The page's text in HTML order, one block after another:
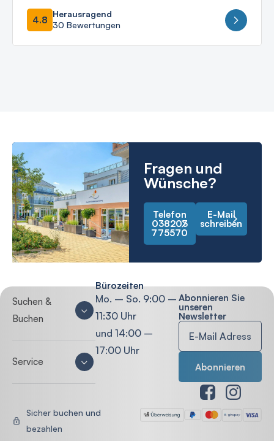
4.8
Herausragend
30 Bewertungen
Fragen und
Wünsche?
Telefon
038203
775570
E-Mail
schreiben
Suchen &
Buchen
Service
Bürozeiten
Mo. – So. 9:00 –
11:30 Uhr
und 14:00 –
17:00 Uhr
Abonnieren Sie
unseren
Newsletter
Sicher buchen und
bezahlen